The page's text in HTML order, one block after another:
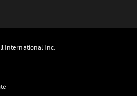
International Inc.